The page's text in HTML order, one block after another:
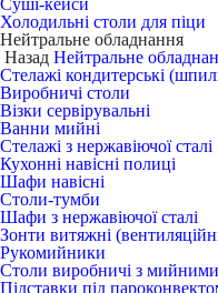
Суші-кейси
Холодильні столи для піци
Нейтральне обладнання
Назад Нейтральне
Стелажі кондитерські
Виробничі столи
Візки сервірувальні
Ванни мийні
Стелажі з нержавіючої сталі
Кухонні навісні полиці
Шафи навісні
Столи-тумби
Шафи з нержавіючої сталі
Зонти витяжні
Рукомийники
Столи виробничі з
Підставки під